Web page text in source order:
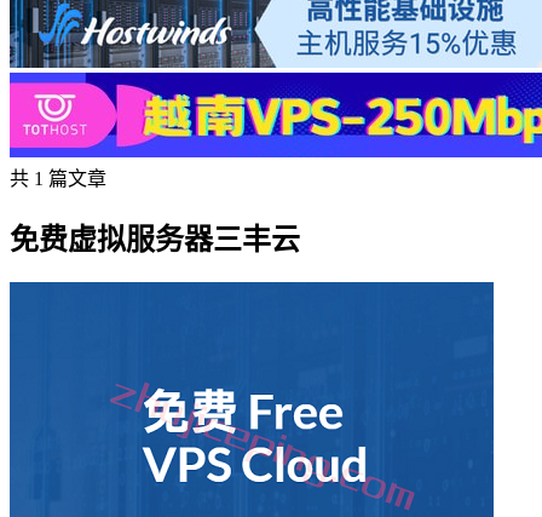
共 1 篇文章
免费虚拟服务器三丰云